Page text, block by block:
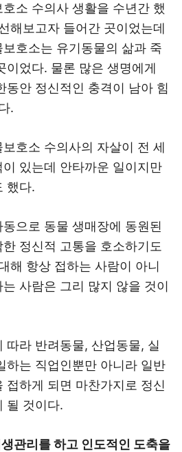
소 수의사 생활을 수년간 했
해보고자 들어간 곳이었는데
호소는 유기동물의 삶과 죽
이었다. 물론 많은 생명에게
동안 정신적인 충격이 남아 힘
.
호소 수의사의 자살이 전 세
있는데 안타까운 일이지만
했다.
으로 동물 생매장에 동원된
정신적 고통을 호소하기도
해 항상 접하는 사람이 아니
사람은 그리 많지 않을 것이
따라 반려동물, 산업동물, 실
하는 직업인뿐만 아니라 일반
접하게 되면 마찬가지로 정신
될 것이다.
관리를 하고 인도적인 도축을